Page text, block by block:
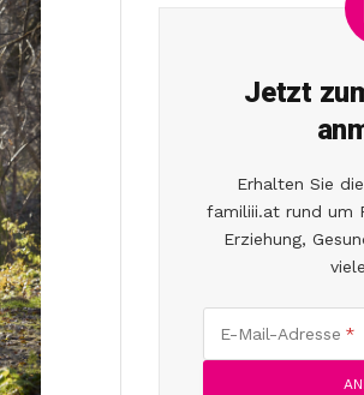
Jetzt
Erhalten Sie
familiii.at rund um
Erziehung,
E-Mail-Adresse